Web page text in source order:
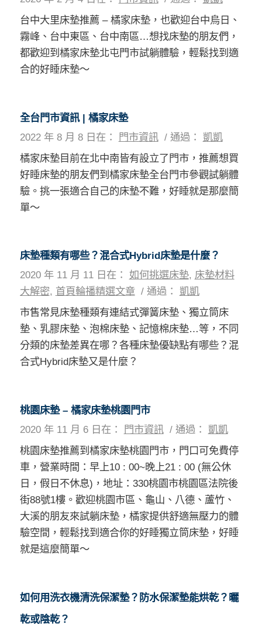
台中大里床墊推薦 – 橘家床墊，也歡迎台中烏日、
霧峰、台中東區、台中南區…想找床墊的朋友們，
都歡迎到橘家床墊北屯門市試躺體驗，輕鬆找到適
合的好睡床墊～
全台門市資訊 | 橘家床墊
2022 年 8 月 8 日 在： 門市資訊 / 通過： 凱凱
橘家床墊目前在北中南皆有設立了門市，推薦想買
好睡床墊的朋友們到橘家床墊全台門市參觀試躺體
驗。挑一張適合自己的床墊不難，好睡就是那麼簡
單～
床墊種類有哪些？混合式Hybrid床墊是什麼？
2020 年 11 月 11 日 在： 如何挑選床墊, 床墊材料
大解密, 首頁輪播精選文章 / 通過： 凱凱
市售常見床墊種類有連結式彈簧床墊、獨立筒床
墊、乳膠床墊、泡棉床墊、記憶棉床墊…等，不同
分類的床墊差異在哪？各種床墊優缺點有哪些？混
合式Hybrid床墊又是什麼？
桃園床墊 – 橘家床墊桃園門市
2020 年 11 月 6 日 在： 門市資訊 / 通過： 凱凱
桃園床墊推薦到橘家床墊桃園門市，門口可免費停
車，營業時間：早上10 : 00~晚上21 : 00 (無公休
日，假日不休息)，地址：330桃園市桃園區法院後
街88號1樓。歡迎桃園市區、龜山、八德、蘆竹、
大溪的朋友來試躺床墊，橘家提供舒適無壓力的體
驗空間，輕鬆找到適合你的好睡獨立筒床墊，好睡
就是這麼簡單～
如何用洗衣機清洗保潔墊？防水保潔墊能烘乾？曬
乾或陰乾？